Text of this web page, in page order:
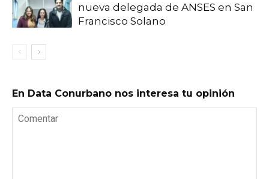
nueva delegada de ANSES en San
Francisco Solano
En Data Conurbano nos interesa tu opinión